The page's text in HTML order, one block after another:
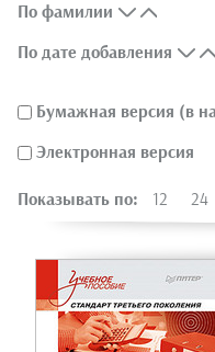
По фамилии
По дате добавления
Бумажная версия (в
Электронная версия
Показывать по: 12 24